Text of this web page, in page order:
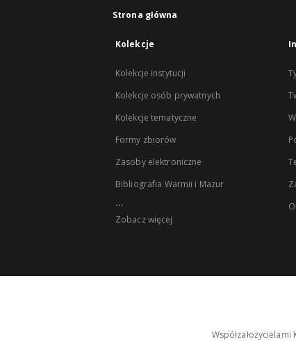
Strona główna
Kolekcje
Kolekcje instytucji
Kolekcje osób prywatnych
Kolekcje tematyczne
Formy zbiorów
Zasoby elektroniczne
Bibliografia Warmii i Mazur
...
Zobacz więcej